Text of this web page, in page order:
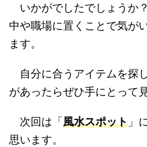
いかがでしたでしょうか
中や職場に置くことで気が
ます。
自分に合うアイテムを探
があったらぜひ手にとって
次回は「 風水スポット 」
思います。